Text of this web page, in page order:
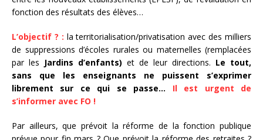
fonction des résultats des élèves…
L’objectif ? : la territorialisation/privatisation avec des milliers
de suppressions d’écoles rurales ou maternelles (remplacées
par les Jardins d’enfants) et de leur directions. Le tout,
sans que les enseignants ne puissent s’exprimer
librement sur ce qui se passe…
Il est urgent de
s’informer avec FO !
Par ailleurs, que prévoit la réforme de la fonction publique